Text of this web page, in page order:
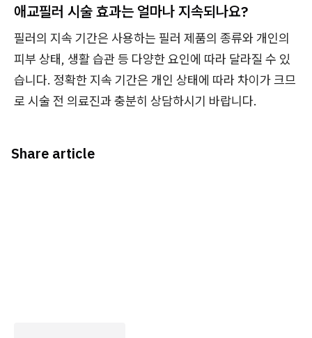
애교필러 시술 효과는 얼마나 지속되나요?
필러의 지속 기간은 사용하는 필러 제품의 종류와 개인의
피부 상태, 생활 습관 등 다양한 요인에 따라 달라질 수 있
습니다. 정확한 지속 기간은 개인 상태에 따라 차이가 크므
로 시술 전 의료진과 충분히 상담하시기 바랍니다.
Share article